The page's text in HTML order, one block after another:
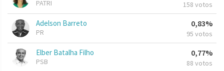
PATRI 158 votos
Adelson Barreto
PR
0,83%
95 votos
Elber Batalha Filho
PSB
0,77%
88 votos